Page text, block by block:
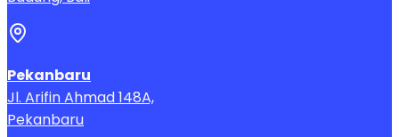
Pekanbaru
Jl. Arifin Ahmad 148A,
Pekanbaru